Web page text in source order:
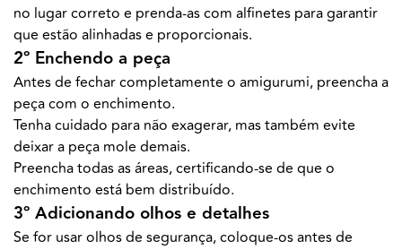
no lugar correto e prenda-as com alfinetes para garantir
que estão alinhadas e proporcionais.
2º Enchendo a peça
Antes de fechar completamente o amigurumi, preencha a
peça com o enchimento.
Tenha cuidado para não exagerar, mas também evite
deixar a peça mole demais.
Preencha todas as áreas, certificando-se de que o
enchimento está bem distribuído.
3º Adicionando olhos e detalhes
Se for usar olhos de segurança, coloque-os antes de